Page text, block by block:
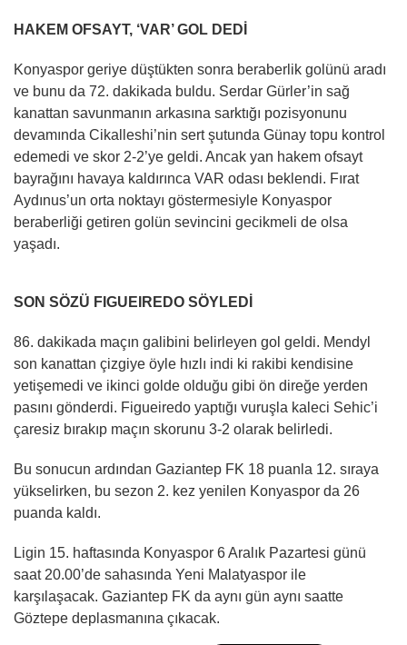
HAKEM OFSAYT, ‘VAR’ GOL DEDİ
Konyaspor geriye düştükten sonra beraberlik golünü aradı
ve bunu da 72. dakikada buldu. Serdar Gürler’in sağ
kanattan savunmanın arkasına sarktığı pozisyonunu
devamında Cikalleshi’nin sert şutunda Günay topu kontrol
edemedi ve skor 2-2’ye geldi. Ancak yan hakem ofsayt
bayrağını havaya kaldırınca VAR odası beklendi. Fırat
Aydınus’un orta noktayı göstermesiyle Konyaspor
beraberliği getiren golün sevincini gecikmeli de olsa
yaşadı.
SON SÖZÜ FIGUEIREDO SÖYLEDİ
86. dakikada maçın galibini belirleyen gol geldi. Mendyl
son kanattan çizgiye öyle hızlı indi ki rakibi kendisine
yetişemedi ve ikinci golde olduğu gibi ön direğe yerden
pasını gönderdi. Figueiredo yaptığı vuruşla kaleci Sehic’i
çaresiz bırakıp maçın skorunu 3-2 olarak belirledi.
Bu sonucun ardından Gaziantep FK 18 puanla 12. sıraya
yükselirken, bu sezon 2. kez yenilen Konyaspor da 26
puanda kaldı.
Ligin 15. haftasında Konyaspor 6 Aralık Pazartesi günü
saat 20.00’de sahasında Yeni Malatyaspor ile
karşılaşacak. Gaziantep FK da aynı gün aynı saatte
Göztepe deplasmanına çıkacak.